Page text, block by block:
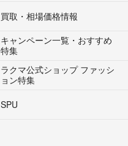
買取・相場価格情報
キャンペーン一覧・おすすめ
特集
ラクマ公式ショップ ファッシ
ョン特集
SPU